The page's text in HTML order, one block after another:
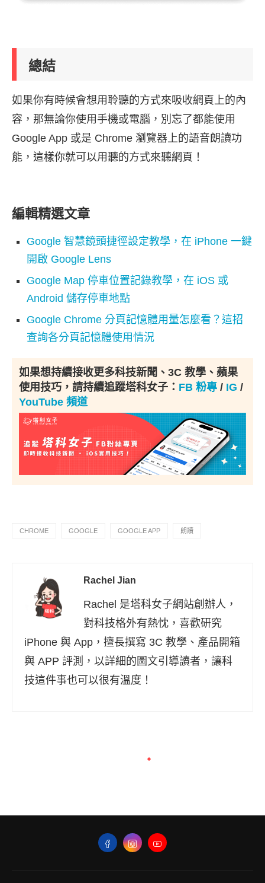
總結
如果你有時候會想用聆聽的方式來吸收網頁上的內
容，那無論你使用手機或電腦，別忘了都能使用
Google App 或是 Chrome 瀏覽器上的語音朗讀功
能，這樣你就可以用聽的方式來聽網頁！
編輯精選文章
Google 智慧鏡頭捷徑設定教學，在 iPhone 一鍵
開啟 Google Lens
Google Map 停車位置記錄教學，在 iOS 或
Android 儲存停車地點
Google Chrome 分頁記憶體用量怎麼看？這招
查詢各分頁記憶體使用情況
如果想持續接收更多科技新聞、3C 教學、蘋果
使用技巧，請持續追蹤塔科女子： FB 粉專 / IG /
YouTube 頻道
CHROME GOOGLE GOOGLE APP 朗讀
Rachel Jian
Rachel 是塔科女子網站創辦人，
對科技格外有熱忱，喜歡研究
iPhone 與 App，擅長撰寫 3C 教學、產品開箱
與 APP 評測，以詳細的圖文引導讀者，讓科
技這件事也可以很有溫度！